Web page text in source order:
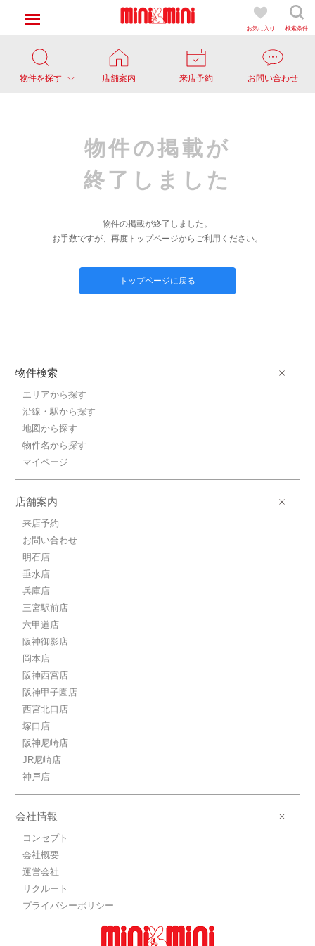
お気に入り 検索条件
物件を探す 店舗案内 来店予約 お問い合わせ
物件の掲載が
終了しました
物件の掲載が終了しました。
お手数ですが、再度トップページからご利用ください。
トップページに戻る
物件検索
エリアから探す
沿線・駅から探す
地図から探す
物件名から探す
マイページ
店舗案内
来店予約
お問い合わせ
明石店
垂水店
兵庫店
三宮駅前店
六甲道店
阪神御影店
岡本店
阪神西宮店
阪神甲子園店
西宮北口店
塚口店
阪神尼崎店
JR尼崎店
神戸店
会社情報
コンセプト
会社概要
運営会社
リクルート
プライバシーポリシー